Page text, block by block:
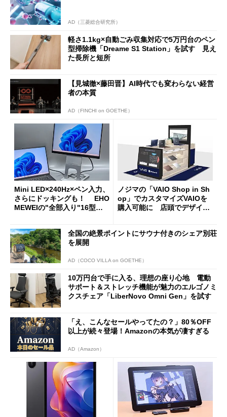
AD（三菱総合研究所）
軽さ1.1kg×自動ごみ収集対応で5万円台のペン
型掃除機「Dreame S1 Station」を試す 見え
た長所と短所
【見城徹×藤田晋】AI時代でも変わらない経営
者の本質
AD（FINCHI on GOETHE）
Mini LED×240Hz×ペン入力、
さらにドッキングも！ EHO
MEWEIの"全部入り"16型モ
ノジマの「VAIO Shop in Sh
op」でカスタマイズVAIOを
購入可能に 店頭でデザイン
全国の絶景ポイントにサウナ付きのシェア別荘
を展開
AD（COCO VILLA on GOETHE）
10万円台で手に入る、理想の座り心地 電動
サポート＆ストレッチ機能が魅力のエルゴノミ
クスチェア「LiberNovo Omni Gen」を試す
「え、こんなセールやってたの？」80％OFF
以上が続々登場！Amazonの本気が凄すぎる
AD（Amazon）